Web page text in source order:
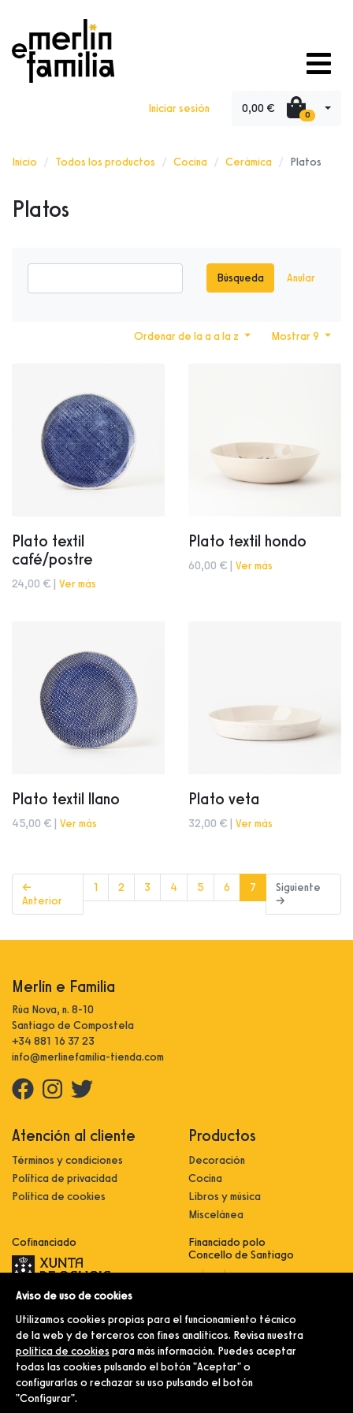
Iniciar sesión 0,00 € 0
Inicio Todos los productos Cocina Cerámica Platos
Platos
Búsqueda Anular
Mostrar 9
Ordenar de la a a la z
Plato textil
café/postre
24,00 € | Ver más
Plato textil hondo
60,00 € | Ver más
Plato textil llano
45,00 € | Ver más
Plato veta
32,00 € | Ver más
←
Anterior
1 2 3 4 5 6 7(current)
Siguiente
→
Merlín e Familia
Rúa Nova, n. 8-10
Santiago de Compostela
+34 881 16 37 23
info@merlinefamilia-tienda.com
Atención al cliente
Términos y condiciones
Política de privacidad
Política de cookies
Productos
Decoración
Cocina
Libros y música
Miscelánea
Cofinanciado
Innovación, dixitalización e
comercialización e expansión do
sector comercial e artesanal
Implantación e pulo da estratexia
dixital e modernización do sector
comercial e artesanal (CO300C
2021)
Financiado polo
Concello de Santiago
Aviso de uso de cookies
Utilizamos cookies propias para el funcionamiento técnico
de la web y de terceros con fines analíticos. Revisa nuestra
política de cookies para más información. Puedes aceptar
todas las cookies pulsando el botón "Aceptar" o
configurarlas o rechazar su uso pulsando el botón
"Configurar".